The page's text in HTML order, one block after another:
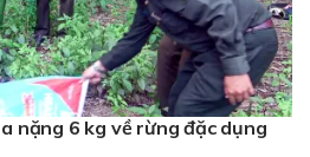
nặng 6 kg về rừng đặc dụng